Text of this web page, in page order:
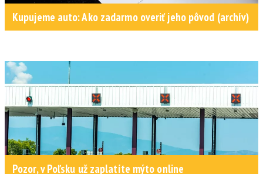
Kupujeme auto: Ako zadarmo overiť jeho pôvod (archív)
Pozor, v Poľsku už zaplatíte mýto online